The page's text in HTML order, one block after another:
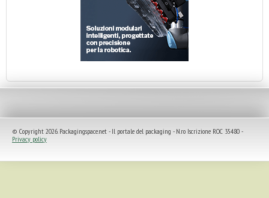
© Copyright 2026. Packagingspace.net - Il portale del packaging - N.ro Iscrizione ROC 35480 -
Privacy policy